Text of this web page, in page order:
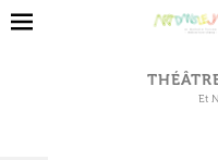
Et